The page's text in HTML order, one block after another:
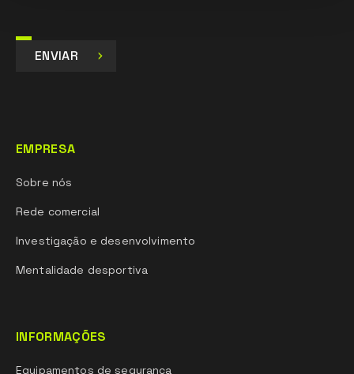
ENVIAR
EMPRESA
Sobre nós
Rede comercial
Investigação e desenvolvimento
Mentalidade desportiva
INFORMAÇÕES
Equipamentos de segurança